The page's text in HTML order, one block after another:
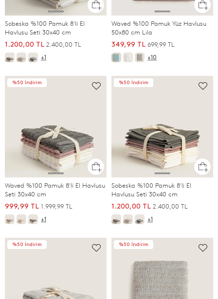
Sobeska %100 Pamuk 8'li El
Havlusu Seti 30x40 cm
1.200,00 TL 2.400,00 TL
+1
Waved %100 Pamuk Yüz Havlusu
50x80 cm Lıla
349,99 TL 699,99 TL
+10
%50 İndirim
Waved %100 Pamuk 8'li El Havlusu
Seti 30x40 cm
999,99 TL 1.999,99 TL
+1
%50 İndirim
Sobeska %100 Pamuk 8'li El
Havlusu Seti 30x40 cm
1.200,00 TL 2.400,00 TL
+1
%50 İndirim %50 İndirim